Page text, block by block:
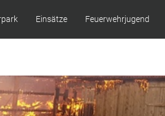
Einsätze Feuerwehrjugend